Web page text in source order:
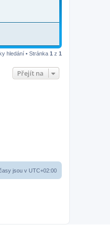
hledání • Stránka 1 z 1
Přejít na
jsou v UTC+02:00